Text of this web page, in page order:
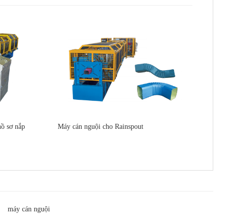
sơ nắp
Máy cán nguội cho Rainspout
máy cán nguội